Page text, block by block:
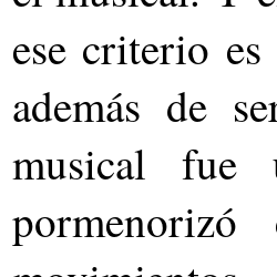
ese criterio
además de
musical